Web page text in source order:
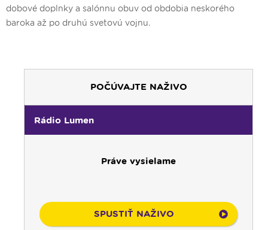
dobové doplnky a salónnu obuv od obdobia neskorého
baroka až po druhú svetovú vojnu.
POČÚVAJTE NAŽIVO
Rádio Lumen
Práve vysielame
SPUSTIŤ NAŽIVO
00:00 Predel do nového dňa
00:01
Vitaj doma, rodina! - repríza
01:00
Karmel - repríza
Sonda do života cirkvi; Spoločenský
04:25
Čítanie na pokračovanie - repríza
04:50 Deň s modlitbou